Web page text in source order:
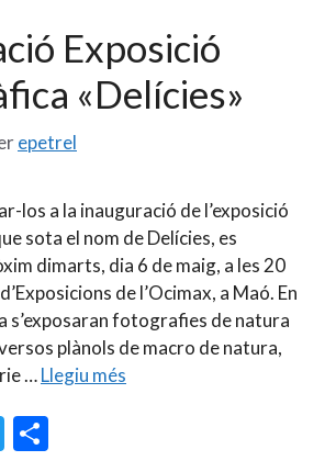
Exposició
«Delícies»
epetrel
los a la inauguració de l’exposició
sota el nom de Delícies, es
dimarts, dia 6 de maig, a les 20
de l’Ocimax, a Maó. En
s’exposaran fotografies de natura
plànols de macro de natura,
…Llegiu més
T